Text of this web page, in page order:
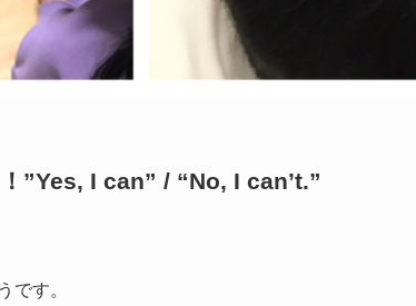
”Yes, I can” / “No, I can’t.”
です。